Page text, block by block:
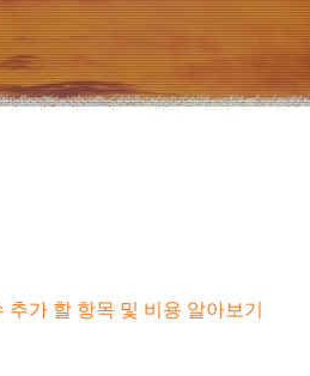
가 할 항목 및 비용 알아보기